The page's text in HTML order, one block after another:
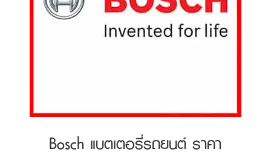
Bosch แบตเตอรี่รถยนต์ ราคา